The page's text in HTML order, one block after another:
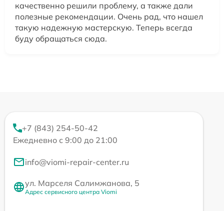
качественно решили проблему, а также дали
полезные рекомендации. Очень рад, что нашел
такую надежную мастерскую. Теперь всегда
буду обращаться сюда.
+7 (843) 254-50-42
Ежедневно с 9:00 до 21:00
info@viomi-repair-center.ru
ул. Марселя Салимжанова, 5
Адрес сервисного центра Viomi